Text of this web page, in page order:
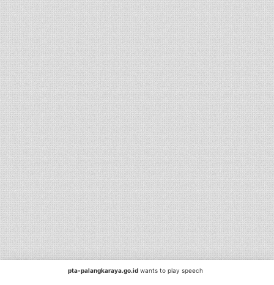
pta-palangkaraya.go.id wants to play speech